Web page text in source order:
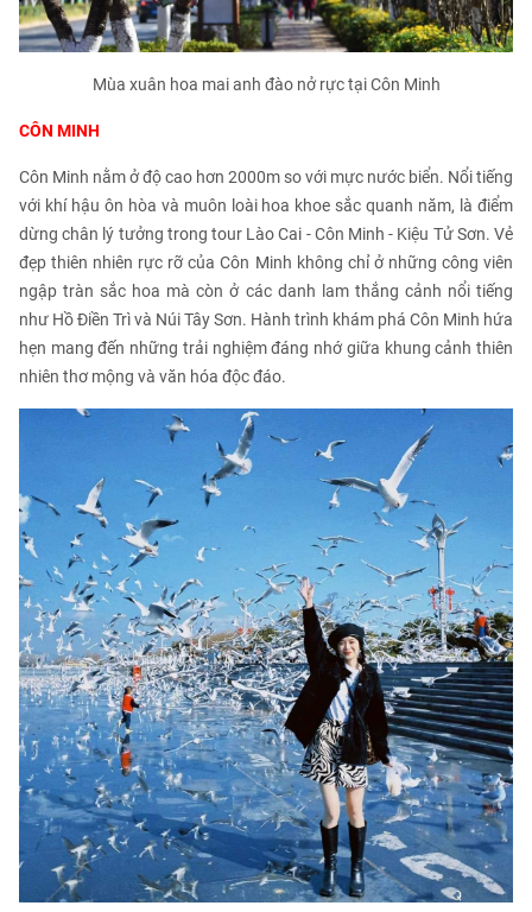
Mùa xuân hoa mai anh đào nở rực tại Côn Minh
CÔN MINH
Côn Minh nằm ở độ cao hơn 2000m so với mực nước biển. Nổi tiếng
với khí hậu ôn hòa và muôn loài hoa khoe sắc quanh năm, là điểm
dừng chân lý tưởng trong tour Lào Cai - Côn Minh - Kiệu Tử Sơn. Vẻ
đẹp thiên nhiên rực rỡ của Côn Minh không chỉ ở những công viên
ngập tràn sắc hoa mà còn ở các danh lam thắng cảnh nổi tiếng
như Hồ Điền Trì và Núi Tây Sơn. Hành trình khám phá Côn Minh hứa
hẹn mang đến những trải nghiệm đáng nhớ giữa khung cảnh thiên
nhiên thơ mộng và văn hóa độc đáo.